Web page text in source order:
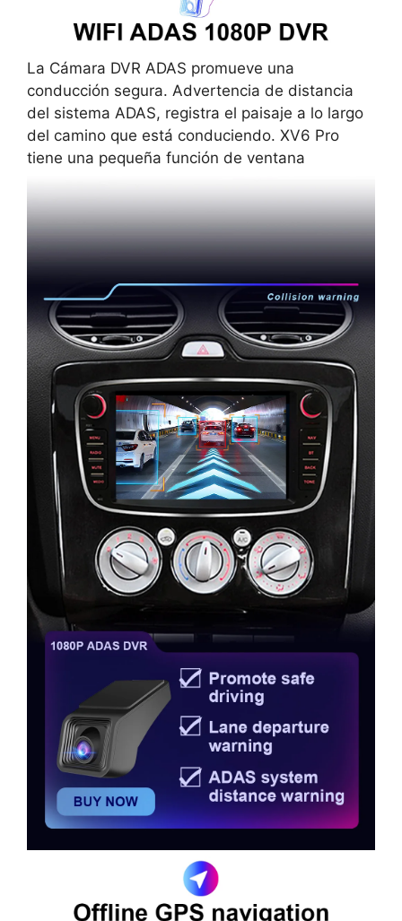
La Cámara DVR ADAS promueve una
conducción segura. Advertencia de distancia
del sistema ADAS, registra el paisaje a lo largo
del camino que está conduciendo. XV6 Pro
tiene una pequeña función de ventana